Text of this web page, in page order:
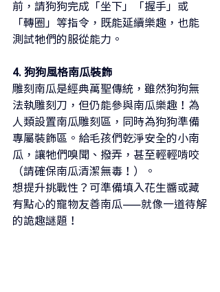
前，請狗狗完成「坐下」「握手」或
「轉圈」等指令，既能延續樂趣，也能
測試牠們的服從能力。
4. 狗狗風格南瓜裝飾
雕刻南瓜是經典萬聖傳統，雖然狗狗無
法執雕刻刀，但仍能參與南瓜樂趣！為
人類設置南瓜雕刻區，同時為狗狗準備
專屬裝飾區。給毛孩們乾淨安全的小南
瓜，讓牠們嗅聞、撥弄，甚至輕輕啃咬
（請確保南瓜清潔無毒！）。
想提升挑戰性？可準備填入花生醬或藏
有點心的寵物友善南瓜——就像一道待解
的詭趣謎題！